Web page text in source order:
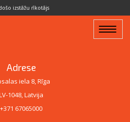
izstāžu rīkotājs
Toggle
Adrese
iela 8, Rīga
1048, Latvija
+371 67065000